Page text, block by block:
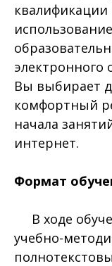
квалификации
электронного
Вы выбирает
комфортный
начала
интернет.
Формат
В ходе
учебно-